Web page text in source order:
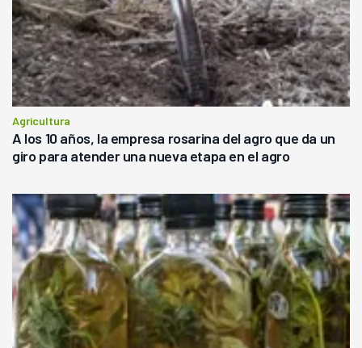
Agricultura
A los 10 años, la empresa rosarina del agro que da un
giro para atender una nueva etapa en el agro